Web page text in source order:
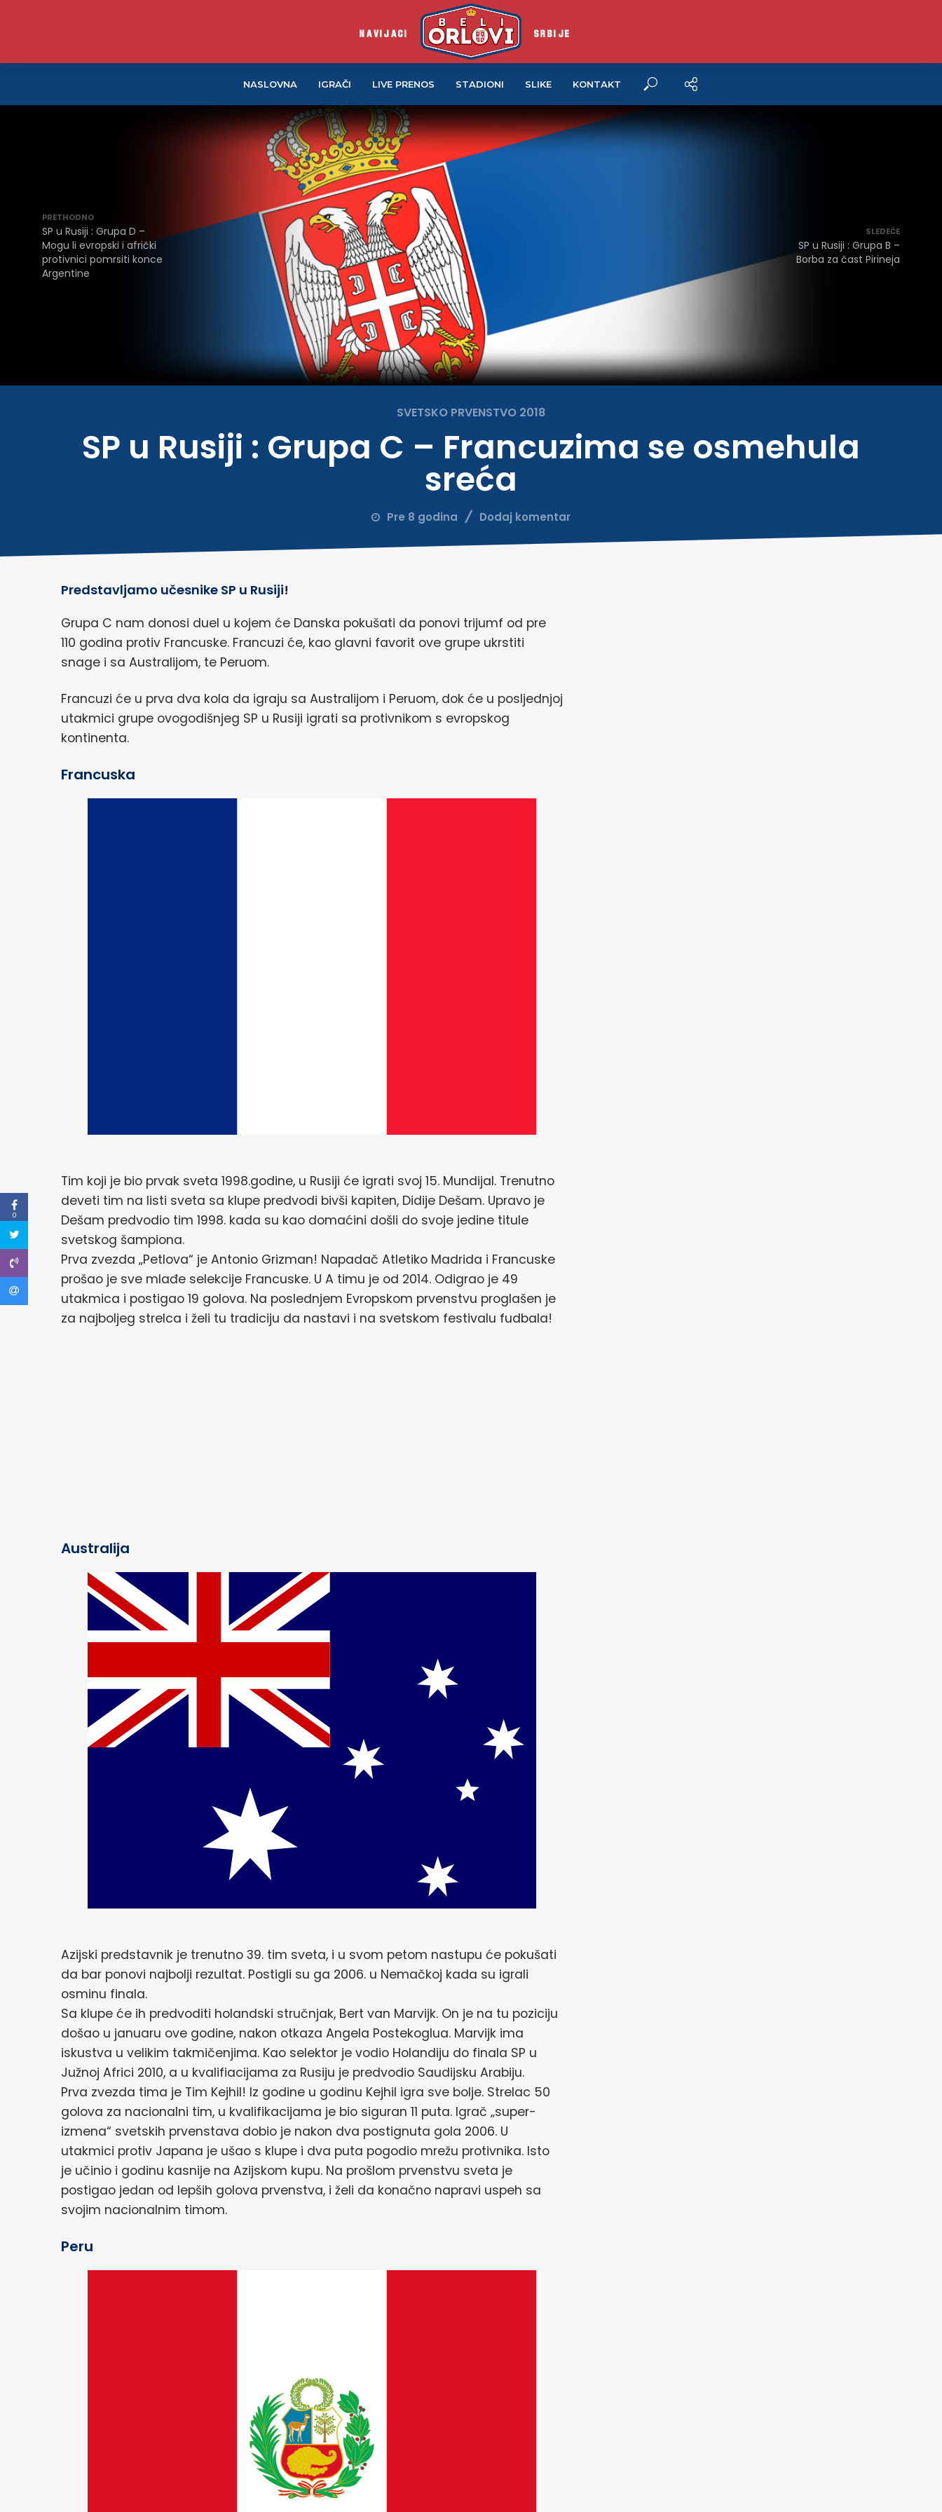
NAVIJACI SRBIJE
NASLOVNA IGRAČI LIVE PRENOS STADIONI SLIKE KONTAKT
PRETHODNO
SP u Rusiji : Grupa D –
Mogu li evropski i afrički
protivnici pomrsiti konce
Argentine
SLEDEĆE
SP u Rusiji : Grupa B –
Borba za čast Pirineja
SVETSKO PRVENSTVO 2018
SP u Rusiji : Grupa C – Francuzima se osmehula
sreća
Pre 8 godina Dodaj komentar
Predstavljamo učesnike SP u Rusiji!
Grupa C nam donosi duel u kojem će Danska pokušati da ponovi trijumf od pre
110 godina protiv Francuske. Francuzi će, kao glavni favorit ove grupe ukrstiti
snage i sa Australijom, te Peruom.
Francuzi će u prva dva kola da igraju sa Australijom i Peruom, dok će u posljednjoj
utakmici grupe ovogodišnjeg SP u Rusiji igrati sa protivnikom s evropskog
kontinenta.
Francuska
Tim koji je bio prvak sveta 1998.godine, u Rusiji će igrati svoj 15. Mundijal. Trenutno
deveti tim na listi sveta sa klupe predvodi bivši kapiten, Didije Dešam. Upravo je
Dešam predvodio tim 1998. kada su kao domaćini došli do svoje jedine titule
svetskog šampiona.
Prva zvezda „Petlova“ je Antonio Grizman! Napadač Atletiko Madrida i Francuske
prošao je sve mlađe selekcije Francuske. U A timu je od 2014. Odigrao je 49
utakmica i postigao 19 golova. Na poslednjem Evropskom prvenstvu proglašen je
za najboljeg strelca i želi tu tradiciju da nastavi i na svetskom festivalu fudbala!
Australija
Azijski predstavnik je trenutno 39. tim sveta, i u svom petom nastupu će pokušati
da bar ponovi najbolji rezultat. Postigli su ga 2006. u Nemačkoj kada su igrali
osminu finala.
Sa klupe će ih predvoditi holandski stručnjak, Bert van Marvijk. On je na tu poziciju
došao u januaru ove godine, nakon otkaza Angela Postekoglua. Marvijk ima
iskustva u velikim takmičenjima. Kao selektor je vodio Holandiju do finala SP u
Južnoj Africi 2010, a u kvalifiacijama za Rusiju je predvodio Saudijsku Arabiju.
Prva zvezda tima je Tim Kejhil! Iz godine u godinu Kejhil igra sve bolje. Strelac 50
golova za nacionalni tim, u kvalifikacijama je bio siguran 11 puta. Igrač „super-
izmena“ svetskih prvenstava dobio je nakon dva postignuta gola 2006. U
utakmici protiv Japana je ušao s klupe i dva puta pogodio mrežu protivnika. Isto
je učinio i godinu kasnije na Azijskom kupu. Na prošlom prvenstvu sveta je
postigao jedan od lepših golova prvenstva, i želi da konačno napravi uspeh sa
svojim nacionalnim timom.
Peru
0